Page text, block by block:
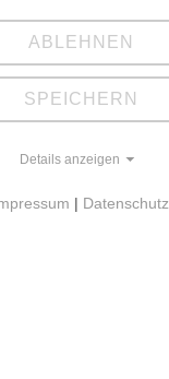
ABLEHNEN
SPEICHERN
Details anzeigen
| Datenschutz